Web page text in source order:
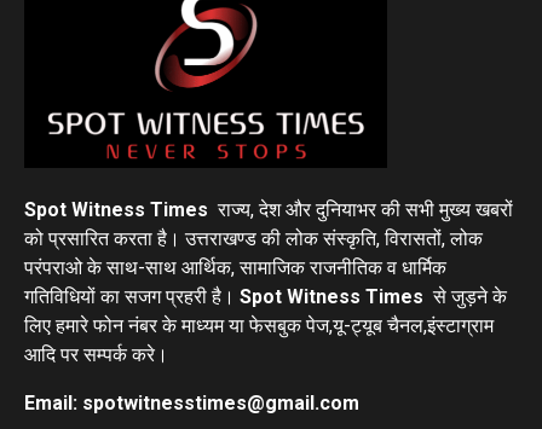
Spot Witness Times राज्य, देश और दुनियाभर की सभी मुख्य खबरों
को प्रसारित करता है। उत्तराखण्ड की लोक संस्कृति, विरासतों, लोक
परंपराओ के साथ-साथ आर्थिक, सामाजिक राजनीतिक व धार्मिक
गतिविधियों का सजग प्रहरी है। Spot Witness Times से जुड़ने के
लिए हमारे फोन नंबर के माध्यम या फेसबुक पेज,यू-ट्यूब चैनल,इंस्टाग्राम
आदि पर सम्पर्क करे।
Email: spotwitnesstimes@gmail.com